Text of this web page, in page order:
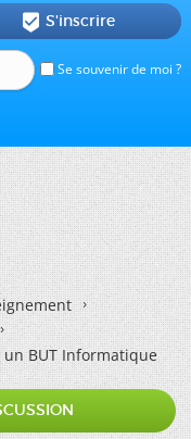
Se souvenir de moi ?
 S'inscrire
un BUT Informatique